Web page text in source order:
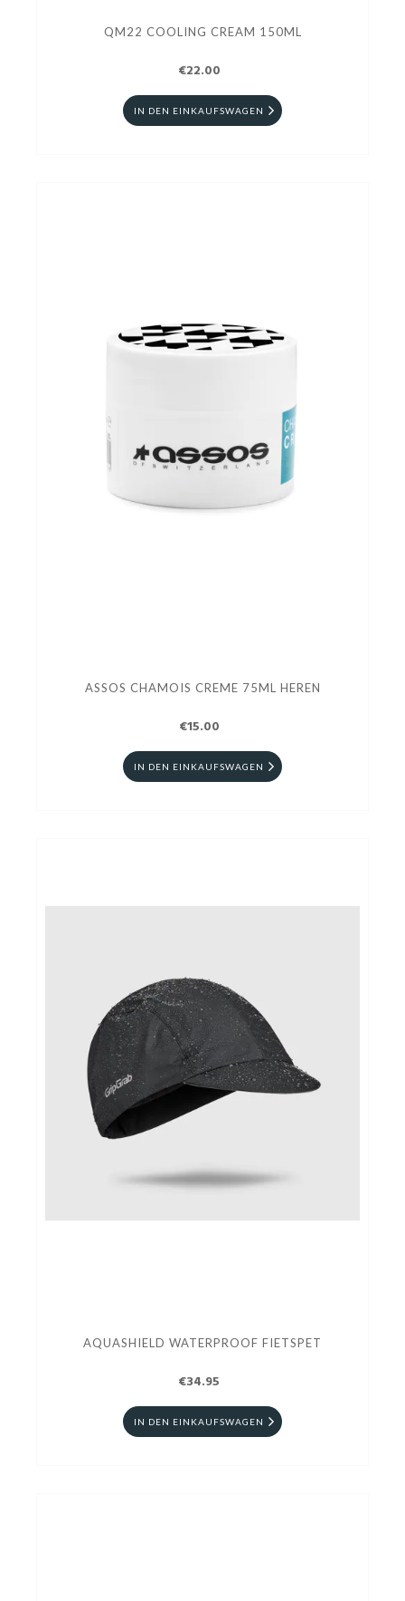
QM22 COOLING CREAM 150ML
€22.00
IN DEN EINKAUFSWAGEN
ASSOS CHAMOIS CREME 75ML HEREN
€15.00
IN DEN EINKAUFSWAGEN
AQUASHIELD WATERPROOF FIETSPET
€34.95
IN DEN EINKAUFSWAGEN